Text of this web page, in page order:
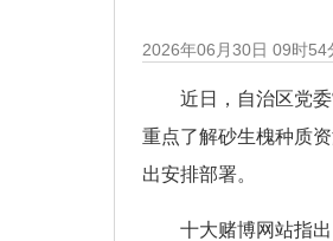
2026年06月30日 09时54
近日，自治区党
重点了解砂生槐种质
出安排部署。
十大赌博网站指